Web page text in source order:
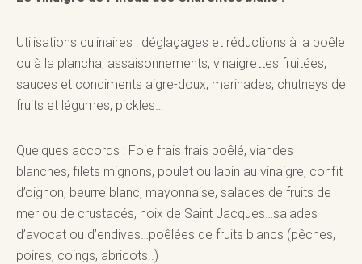
Utilisations culinaires : déglaçages et réductions à la poêle
ou à la plancha, assaisonnements, vinaigrettes fruitées,
sauces et condiments aigre-doux, marinades, chutneys de
fruits et légumes, pickles…
Quelques accords : Foie frais frais poêlé, viandes
blanches, filets mignons, poulet ou lapin au vinaigre, confit
d’oignon, beurre blanc, mayonnaise, salades de fruits de
mer ou de crustacés, noix de Saint Jacques…salades
d’avocat ou d’endives…poêlées de fruits blancs (pêches,
poires, coings, abricots..)